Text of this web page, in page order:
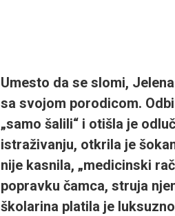
Umesto da se slomi,
sa svojom porodicom.
„samo šalili“ i otišla je
istraživanju, otkrila je
nije kasnila, „medicinski
popravku čamca, struja
školarina platila je